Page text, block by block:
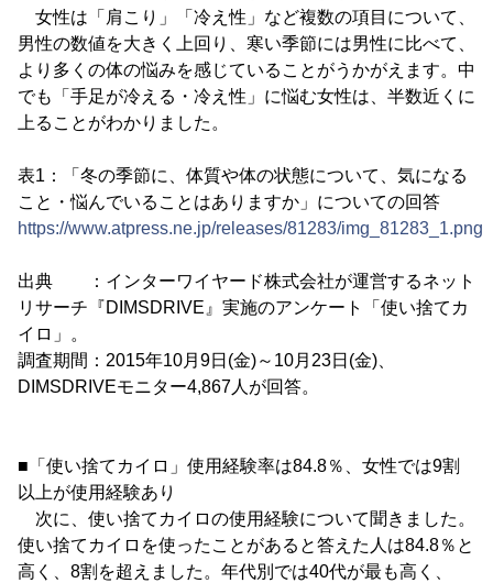
女性は「肩こり」「冷え性」など複数の項目について、
男性の数値を大きく上回り、寒い季節には男性に比べて、
より多くの体の悩みを感じていることがうかがえます。中
でも「手足が冷える・冷え性」に悩む女性は、半数近くに
上ることがわかりました。
表1：「冬の季節に、体質や体の状態について、気になる
こと・悩んでいることはありますか」についての回答
https://www.atpress.ne.jp/releases/81283/img_81283_1.png
出典 ：インターワイヤード株式会社が運営するネット
リサーチ『DIMSDRIVE』実施のアンケート「使い捨てカ
イロ」。
調査期間：2015年10月9日(金)～10月23日(金)、
DIMSDRIVEモニター4,867人が回答。
■「使い捨てカイロ」使用経験率は84.8％、女性では9割
以上が使用経験あり
次に、使い捨てカイロの使用経験について聞きました。
使い捨てカイロを使ったことがあると答えた人は84.8％と
高く、8割を超えました。年代別では40代が最も高く、